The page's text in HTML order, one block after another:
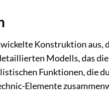
Konstruktion aus,
Modells, das
Funktionen, die
Elemente